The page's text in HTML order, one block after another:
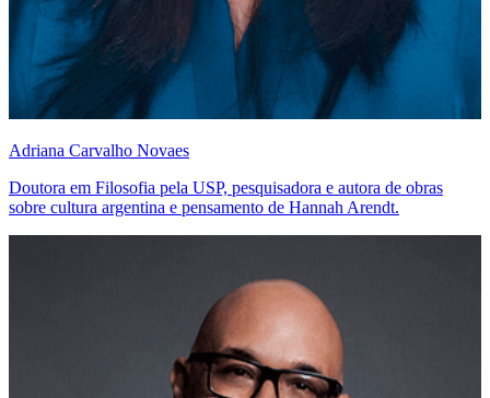
Adriana Carvalho Novaes
Doutora em Filosofia pela USP, pesquisadora e autora de obras
sobre cultura argentina e pensamento de Hannah Arendt.